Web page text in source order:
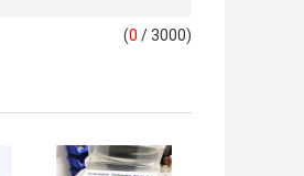
(0 / 3000)